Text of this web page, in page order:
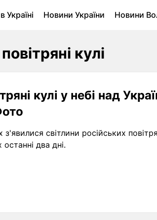
Україні Новини України
Новини
кулі
кулі у небі над
світлини російських
останні два дні.